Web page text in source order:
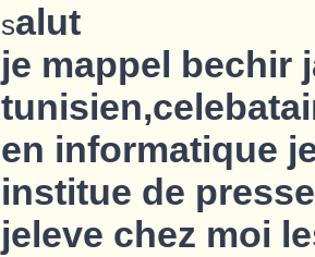
salut
je mappel bechir
en informatique
institue de
jeleve chez moi